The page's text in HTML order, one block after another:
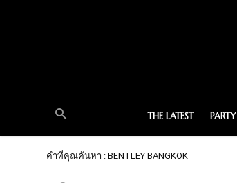
THE LATEST PARTY
คำที่คุณค้นหา : BENTLEY BANGKOK